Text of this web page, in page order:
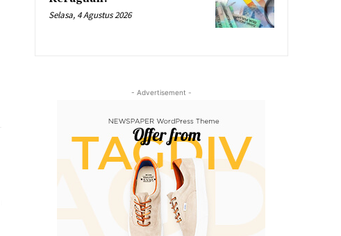
Selasa, 4 Agustus 2026
- Advertisement -